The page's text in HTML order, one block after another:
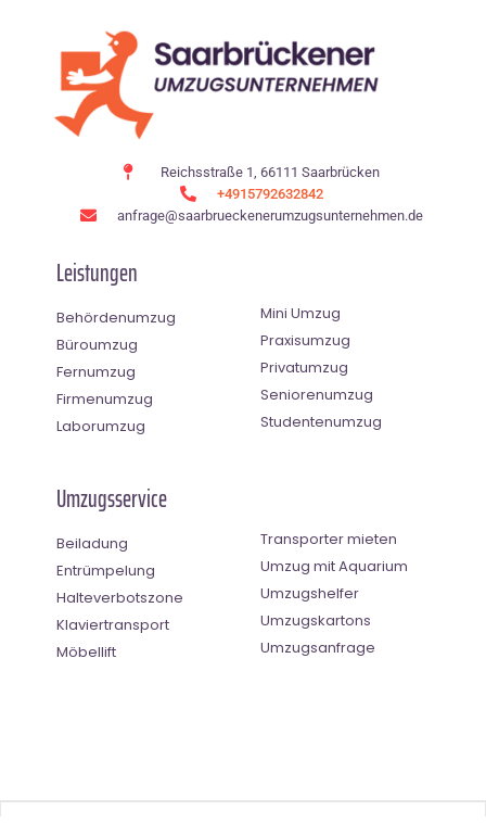
Reichsstraße 1, 66111 Saarbrücken
+4915792632842
anfrage@saarbrueckenerumzugsunternehmen.de
Leistungen
Behördenumzug
Büroumzug
Fernumzug
Firmenumzug
Laborumzug
Mini Umzug
Praxisumzug
Privatumzug
Seniorenumzug
Studentenumzug
Umzugsservice
Beiladung
Entrümpelung
Halteverbotszone
Klaviertransport
Möbellift
Transporter mieten
Umzug mit Aquarium
Umzugshelfer
Umzugskartons
Umzugsanfrage